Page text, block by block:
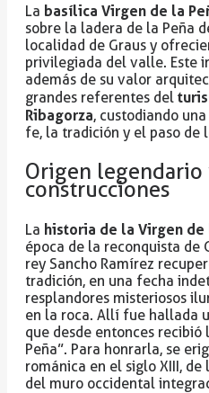
La basílica Virgen de la
sobre la ladera de la Peña
localidad de Graus y
privilegiada del valle. Este
además de su valor
grandes referentes del
Ribagorza, custodiando
fe, la tradición y el paso de
Origen legendario
construcciones
La historia de la Virgen de
época de la reconquista de
rey Sancho Ramírez
tradición, en una fecha
resplandores misteriosos
en la roca. Allí fue hallada
que desde entonces recibió
Peña”. Para honrarla, se
románica en el siglo XIII,
del muro occidental